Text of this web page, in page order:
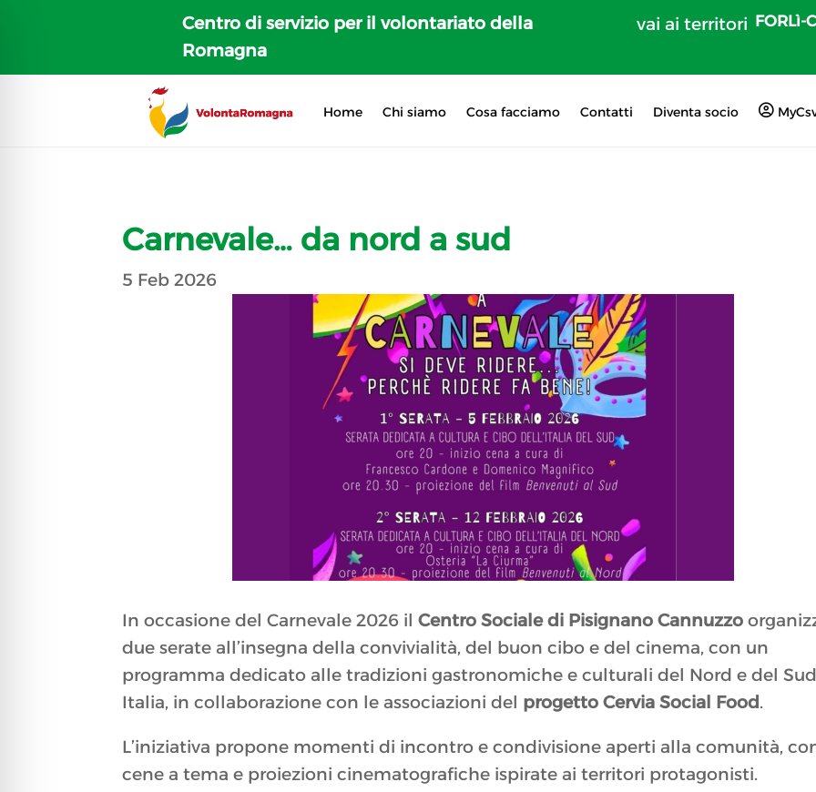
Centro di servizio per il volontariato della
Romagna
vai ai territori FORLì-
Home Chi siamo Cosa facciamo Contatti Diventa socio
Carnevale… da nord a sud
5 Feb 2026
In occasione del Carnevale 2026 ilCentro Sociale di Pisignano Cannuzzo
due serate all’insegna della convivialità, del buon cibo e del cinema, con un
programma dedicato alle tradizioni gastronomiche e culturali del Nord e del Sud
Italia, in collaborazione con le associazioni del progetto Cervia Social Food.
L’iniziativa propone momenti di incontro e condivisione aperti alla comunità,
cene a tema e proiezioni cinematografiche ispirate ai territori protagonisti.